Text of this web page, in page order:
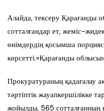
Алайда, тексеру Қарағанды
сотталғандар ет, жеміс-
өнімдердің қосымша
көрсетті.»Қарағанды
Прокуратураның қадағалау
тәртіптік жауапкершілікке
жойылды, 565 сотталғанның